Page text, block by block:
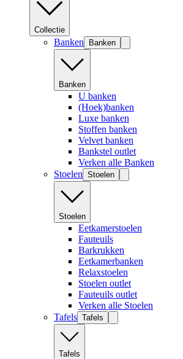
Collectie
Banken Banken
Banken
U banken
(Hoek)banken
Luxe banken
Stoffen banken
Velvet banken
Bankstel outlet
Verken alle Banken
Stoelen Stoelen
Stoelen
Eetkamerstoelen
Fauteuils
Barkrukken
Eetkamerbanken
Relaxstoelen
Stoelen outlet
Fauteuils outlet
Verken alle Stoelen
Tafels Tafels
Tafels